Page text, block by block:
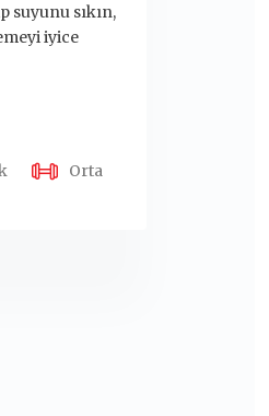
suyunu sıkın,
iyice
Orta